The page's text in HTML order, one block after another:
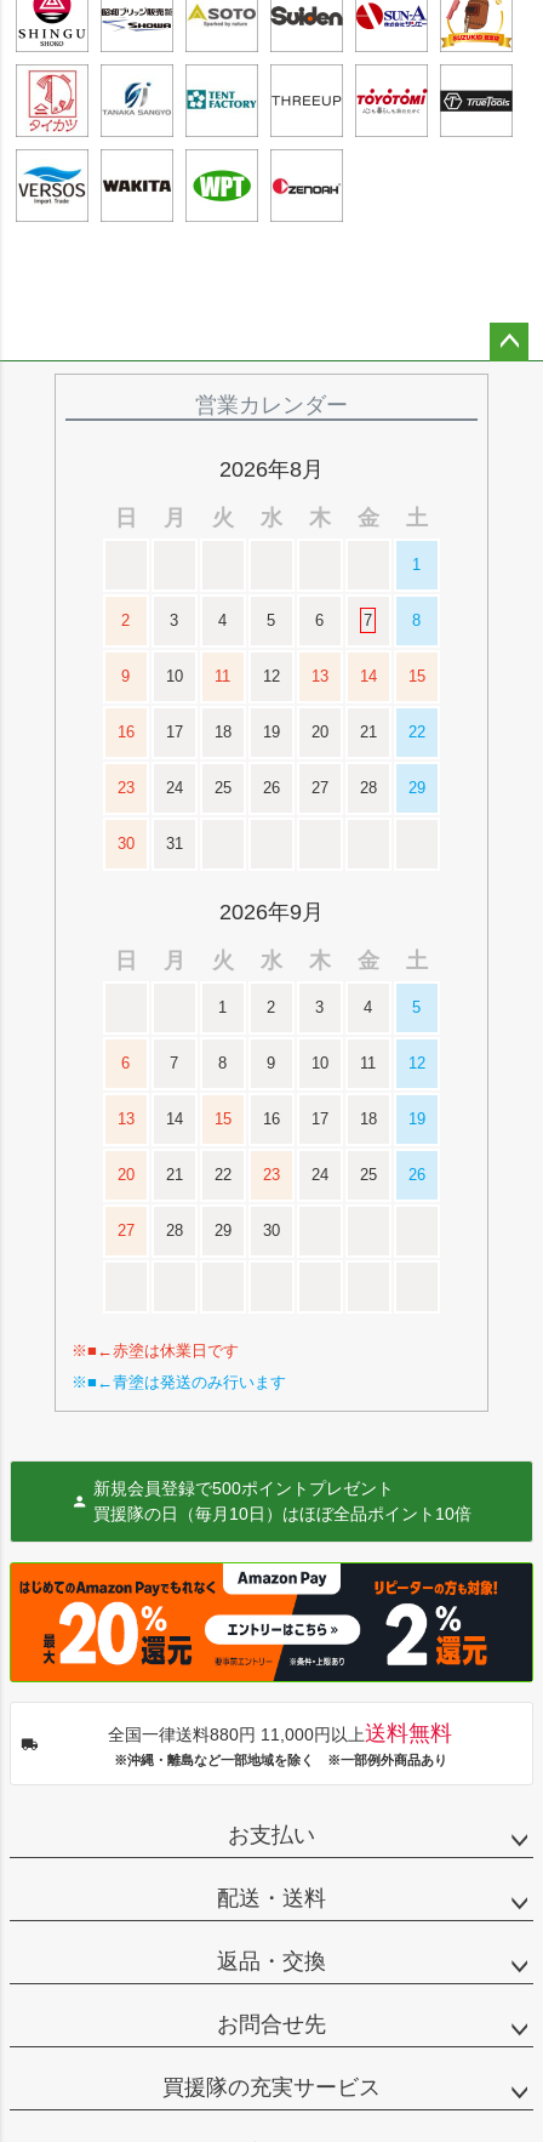
営業カレンダー
2026年8月
日
月 火 水 木 金 土
1
2 3 4 5 6 7 8
9 10 11 12 13 14 15
16 17 18 19 20 21 22
23 24 25 26 27 28 29
30 31
2026年9月
日
月 火 水 木 金 土
1 2 3 4 5
6 7 8 9 10 11 12
13 14 15 16 17 18 19
20 21 22 23 24 25 26
27 28 29 30
※■←赤塗は休業日です
※■←青塗は発送のみ行います
新規会員登録で500ポイントプレゼント
買援隊の日（毎月10日）はほぼ全品ポイント10倍
全国一律送料880円 11,000円以上送料無料
※沖縄・離島など一部地域を除く ※一部例外商品あり
お支払い
配送・送料
返品・交換
お問合せ先
買援隊の充実サービス